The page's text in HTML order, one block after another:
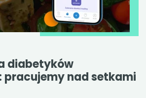
diabetyków
pracujemy nad setkami